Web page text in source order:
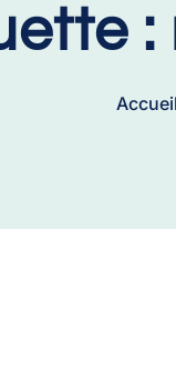
Accueil